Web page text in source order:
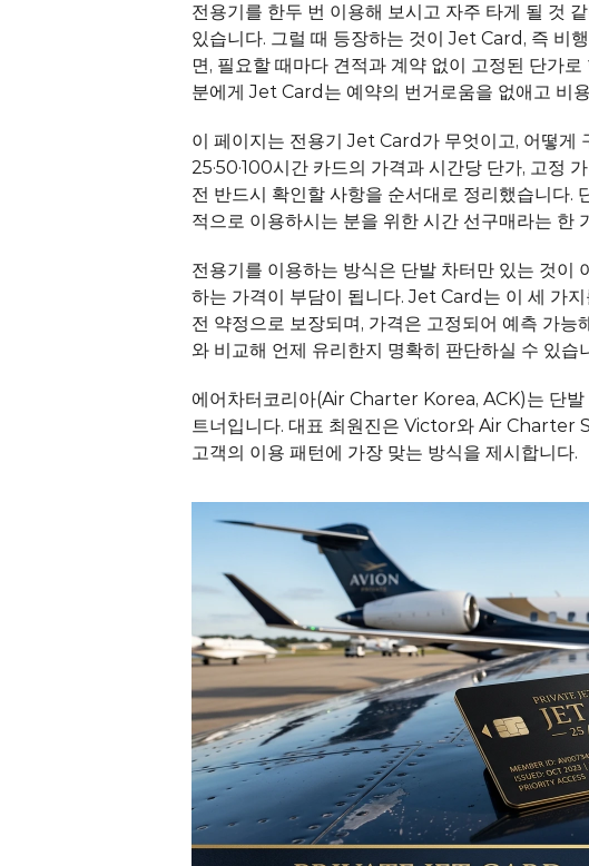
전용기를 한두 번 이용해 보시고 자주 타게 될 것
있습니다. 그럴 때 등장하는 것이 Jet Card, 즉 비
면, 필요할 때마다 견적과 계약 없이 고정된 단가
분에게 Jet Card는 예약의 번거로움을 없애고 비
이 페이지는 전용기 Jet Card가 무엇이고, 어떻게
25·50·100시간 카드의 가격과 시간당 단가, 고정
전 반드시 확인할 사항을 순서대로 정리했습니다.
적으로 이용하시는 분을 위한 시간 선구매라는 한
전용기를 이용하는 방식은 단발 차터만 있는 것이
하는 가격이 부담이 됩니다. Jet Card는 이 세 가
전 약정으로 보장되며, 가격은 고정되어 예측 가
와 비교해 언제 유리한지 명확히 판단하실 수 있습
에어차터코리아(Air Charter Korea, ACK)는 단
트너입니다. 대표 최원진은 Victor와 Air Charter
고객의 이용 패턴에 가장 맞는 방식을 제시합니다.